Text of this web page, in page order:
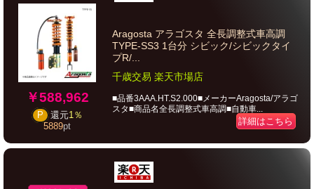
￥588,962
P 還元1％
5889pt
Aragosta アラゴスタ 全長調整式車高調
TYPE-SS3 1台分 シビック/シビックタイ
プR/...
千歳交易 楽天市場店
■品番3AAA.HT.S2.000■メーカーAragosta/アラゴ
スタ■商品名全長調整式車高調■自動車...
詳細はこちら